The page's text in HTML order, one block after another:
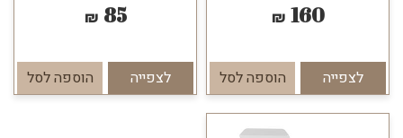
160
₪
לצפייה הוספה לסל
85
₪
לצפייה הוספה לסל